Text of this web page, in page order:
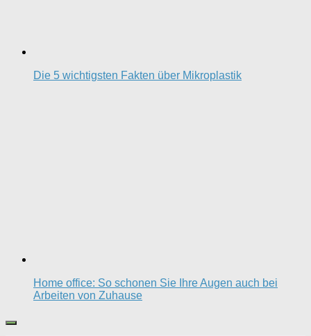
Die 5 wichtigsten Fakten über Mikroplastik
Home office: So schonen Sie Ihre Augen auch bei
Arbeiten von Zuhause